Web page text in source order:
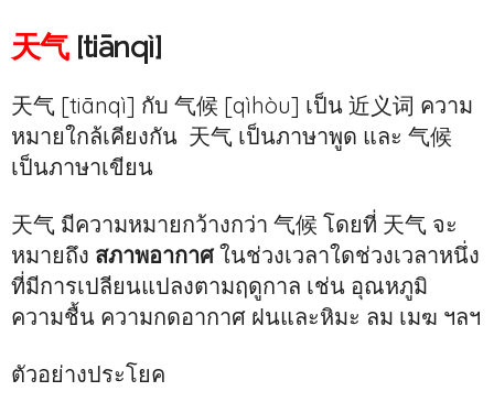
天气[tiānqì]
天气 [tiānqì] กับ 气候 [qìhòu] เป็น 近义词 ความ
หมายใกล้เคียงกัน 天气 เป็นภาษาพูด และ 气候
เป็นภาษาเขียน
天气 มีความหมายกว้างกว่า 气候 โดยที่ 天气 จะ
หมายถึง สภาพอากาศในช่วงเวลาใดช่วงเวลาหนึ่ง
ที่มีการเปลียนแปลงตามฤดูกาล เช่น อุณหภูมิ
ความชื้น ความกดอากาศ ฝนและหิมะ ลม เมฆ ฯลฯ
ตัวอย่างประโยค